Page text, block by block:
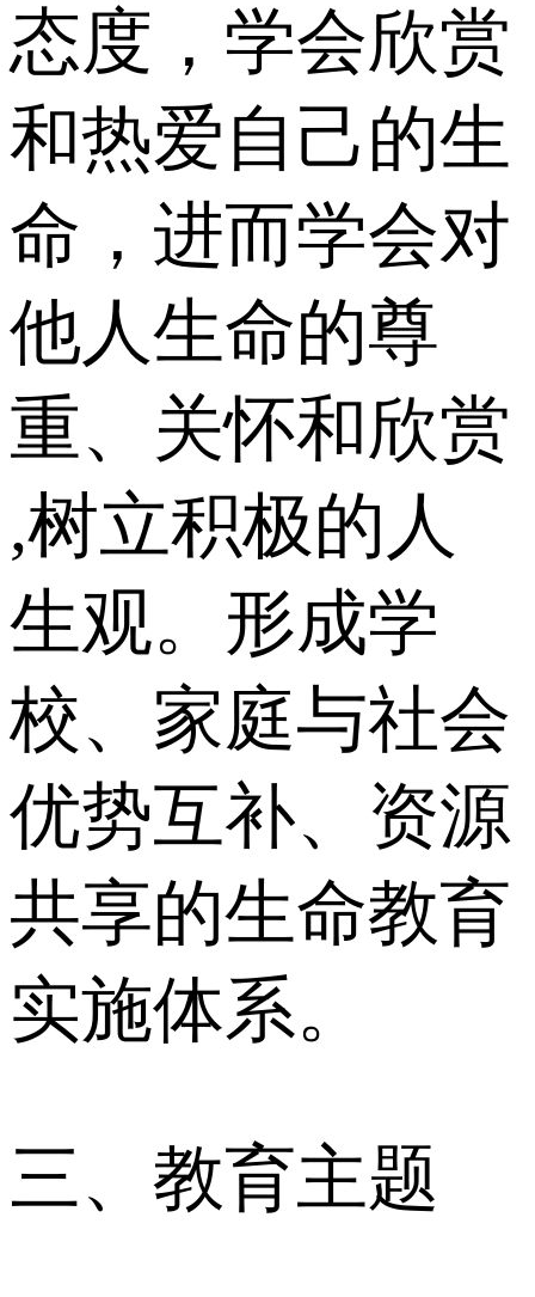
态度，学会欣赏
和热爱自己的生
命，进而学会对
他人生命的尊
重、关怀和欣赏
,树立积极的人
生观。形成学
校、家庭与社会
优势互补、资源
共享的生命教育
实施体系。
三、教育主题